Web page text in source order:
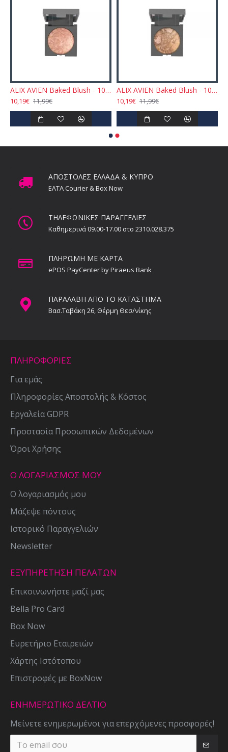
ALIX AVIEN Baked Blush - 103 Sparkling Cinnamon 11gr
10,19€ 11,99€
ALIX AVIEN Baked Blush - 104 Dazzling Chocolate 11gr
10,19€ 11,99€
ΑΠΟΣΤΟΛΕΣ ΕΛΛΑΔΑ & ΚΥΠΡΟ
ΕΛΤΑ Courier & Box Now
ΤΗΛΕΦΩΝΙΚΕΣ ΠΑΡΑΓΓΕΛΙΕΣ
Καθημερινά 09.00-17.00 στο 2310.028.375
ΠΛΗΡΩΜΗ ΜΕ ΚΑΡΤΑ
ePOS PayCenter by Piraeus Bank
ΠΑΡΑΛΑΒΗ ΑΠΟ ΤΟ ΚΑΤΑΣΤΗΜΑ
Βασ.Ταβάκη 26, Θέρμη Θεσ/νίκης
ΠΛΗΡΟΦΟΡΙΕΣ
Για εμάς
Πληροφορίες Αποστολής & Κόστος
Εργαλεία GDPR
Προστασία Προσωπικών Δεδομένων
Όροι Χρήσης
Ο ΛΟΓΑΡΙΑΣΜΟΣ ΜΟΥ
Ο λογαριασμός μου
Μάζεψε πόντους
Ιστορικό Παραγγελιών
Newsletter
ΕΞΥΠΗΡΕΤΗΣΗ ΠΕΛΑΤΩΝ
Επικοινωνήστε μαζί μας
Bella Pro Card
Box Now
Ευρετήριο Εταιρειών
Χάρτης Ιστότοπου
Επιστροφές με BoxNow
ΕΝΗΜΕΡΩΤΙΚΌ ΔΕΛΤΊΟ
Μείνετε ενημερωμένοι για επερχόμενες προσφορές!